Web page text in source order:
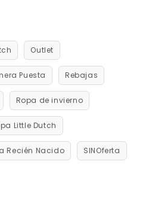
Outlet
Puesta Rebajas
Ropa de invierno
Little Dutch
Recién Nacido SINOferta